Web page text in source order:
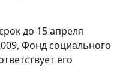
до 15 апреля
Фонд социального
его